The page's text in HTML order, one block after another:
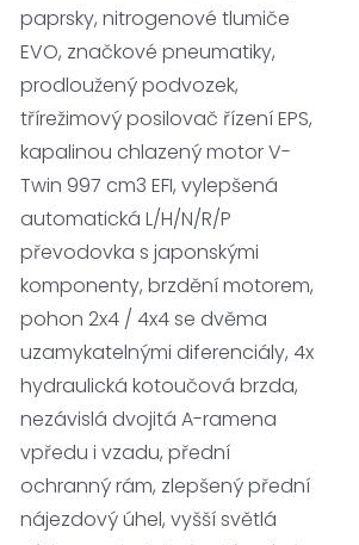
paprsky, nitrogenové tlumiče
EVO, značkové pneumatiky,
prodloužený podvozek,
třírežimový posilovač řízení EPS,
kapalinou chlazený motor V-
Twin 997 cm3 EFI, vylepšená
automatická L/H/N/R/P
převodovka s japonskými
komponenty, brzdění motorem,
pohon 2x4 / 4x4 se dvěma
uzamykatelnými diferenciály, 4x
hydraulická kotoučová brzda,
nezávislá dvojitá A-ramena
vpředu i vzadu, přední
ochranný rám, zlepšený přední
nájezdový úhel, vyšší světlá